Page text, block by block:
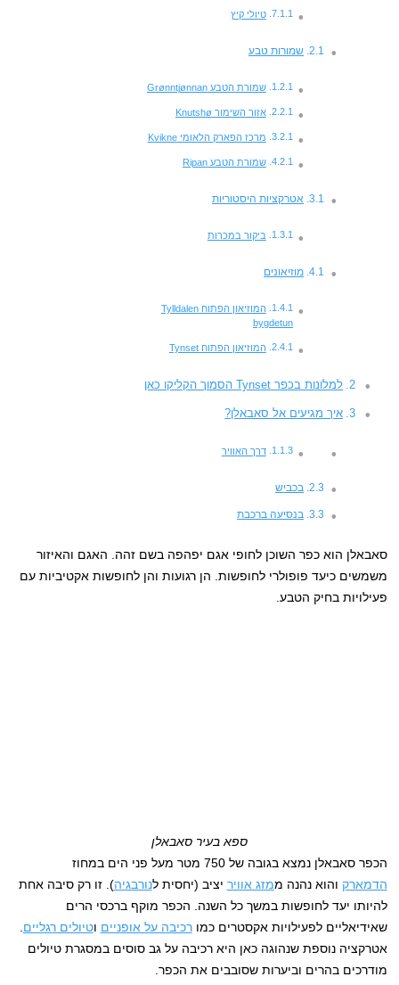
טיולי קיץ
שמורות טבע
שמורת הטבע Grønntjønnan
אזור השימור Knutshø
מרכז הפארק הלאומי Kvikne
שמורת הטבע Ripan
אטרקציות היסטוריות
ביקור במכרות
מוזיאונים
המוזיאון הפתוח Tylldalen
bygdetun
המוזיאון הפתוח Tynset
למלונות בכפר Tynset הסמוך הקליקו כאן
איך מגיעים אל סאבאלן?
דרך האוויר
בכביש
בנסיעה ברכבת
סאבאלן הוא כפר השוכן לחופי אגם יפהפה בשם זהה. האגם והאיזור
משמשים כיעד פופולרי לחופשות. הן רגועות והן לחופשות אקטיביות עם
פעילויות בחיק הטבע.
ספא בעיר סאבאלן
הכפר סאבאלן נמצא בגובה של 750 מטר מעל פני הים במחוז
הדמארק והוא נהנה ממזג אוויר יציב (יחסית לנורבגיה). זו רק סיבה אחת
להיותו יעד לחופשות במשך כל השנה. הכפר מוקף ברכסי הרים
שאידיאליים לפעילויות אקסטרים כמורכיבה על אופניים וטיולים רגליים.
אטרקציה נוספת שנהוגה כאן היא רכיבה על גב סוסים במסגרת טיולים
מודרכים בהרים וביערות שסובבים את הכפר.